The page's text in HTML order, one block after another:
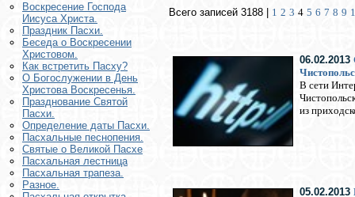
Воскреcение Господа
Иисуса Христа.
Праздник Пасхи.
Беседа о Воскресении
Христовом.
Как встретить Пасху?
О Богослужении в День
Христова Воскресенья.
Празднование Святой
Пасхи.
Определение даты Пасхи.
Пасхальные песнопения.
Святые о Великой Пасхе
Пасхальная лестница
Пасхальная трапеза.
Разное.
Всего записей 3188 | 1 2 3 4 5 6 7 8 9
06.02.2013
В сети
из
05.02.2013